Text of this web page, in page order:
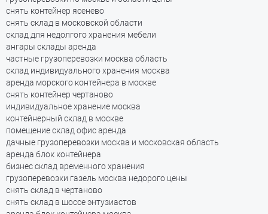
снять контейнер ясенево
снять склад в московской области
склад для недолгого хранения мебели
ангары склады аренда
частные грузоперевозки москва область
склад индивидуального хранения москва
аренда морского контейнера в москве
снять контейнер чертаново
индивидуальное хранение москва
контейнерный склад в москве
помещение склад офис аренда
дачные грузоперевозки москва и московская область
аренда блок контейнера
бизнес склад временного хранения
грузоперевозки газель москва недорого цены
снять склад в чертаново
снять склад в шоссе энтузиастов